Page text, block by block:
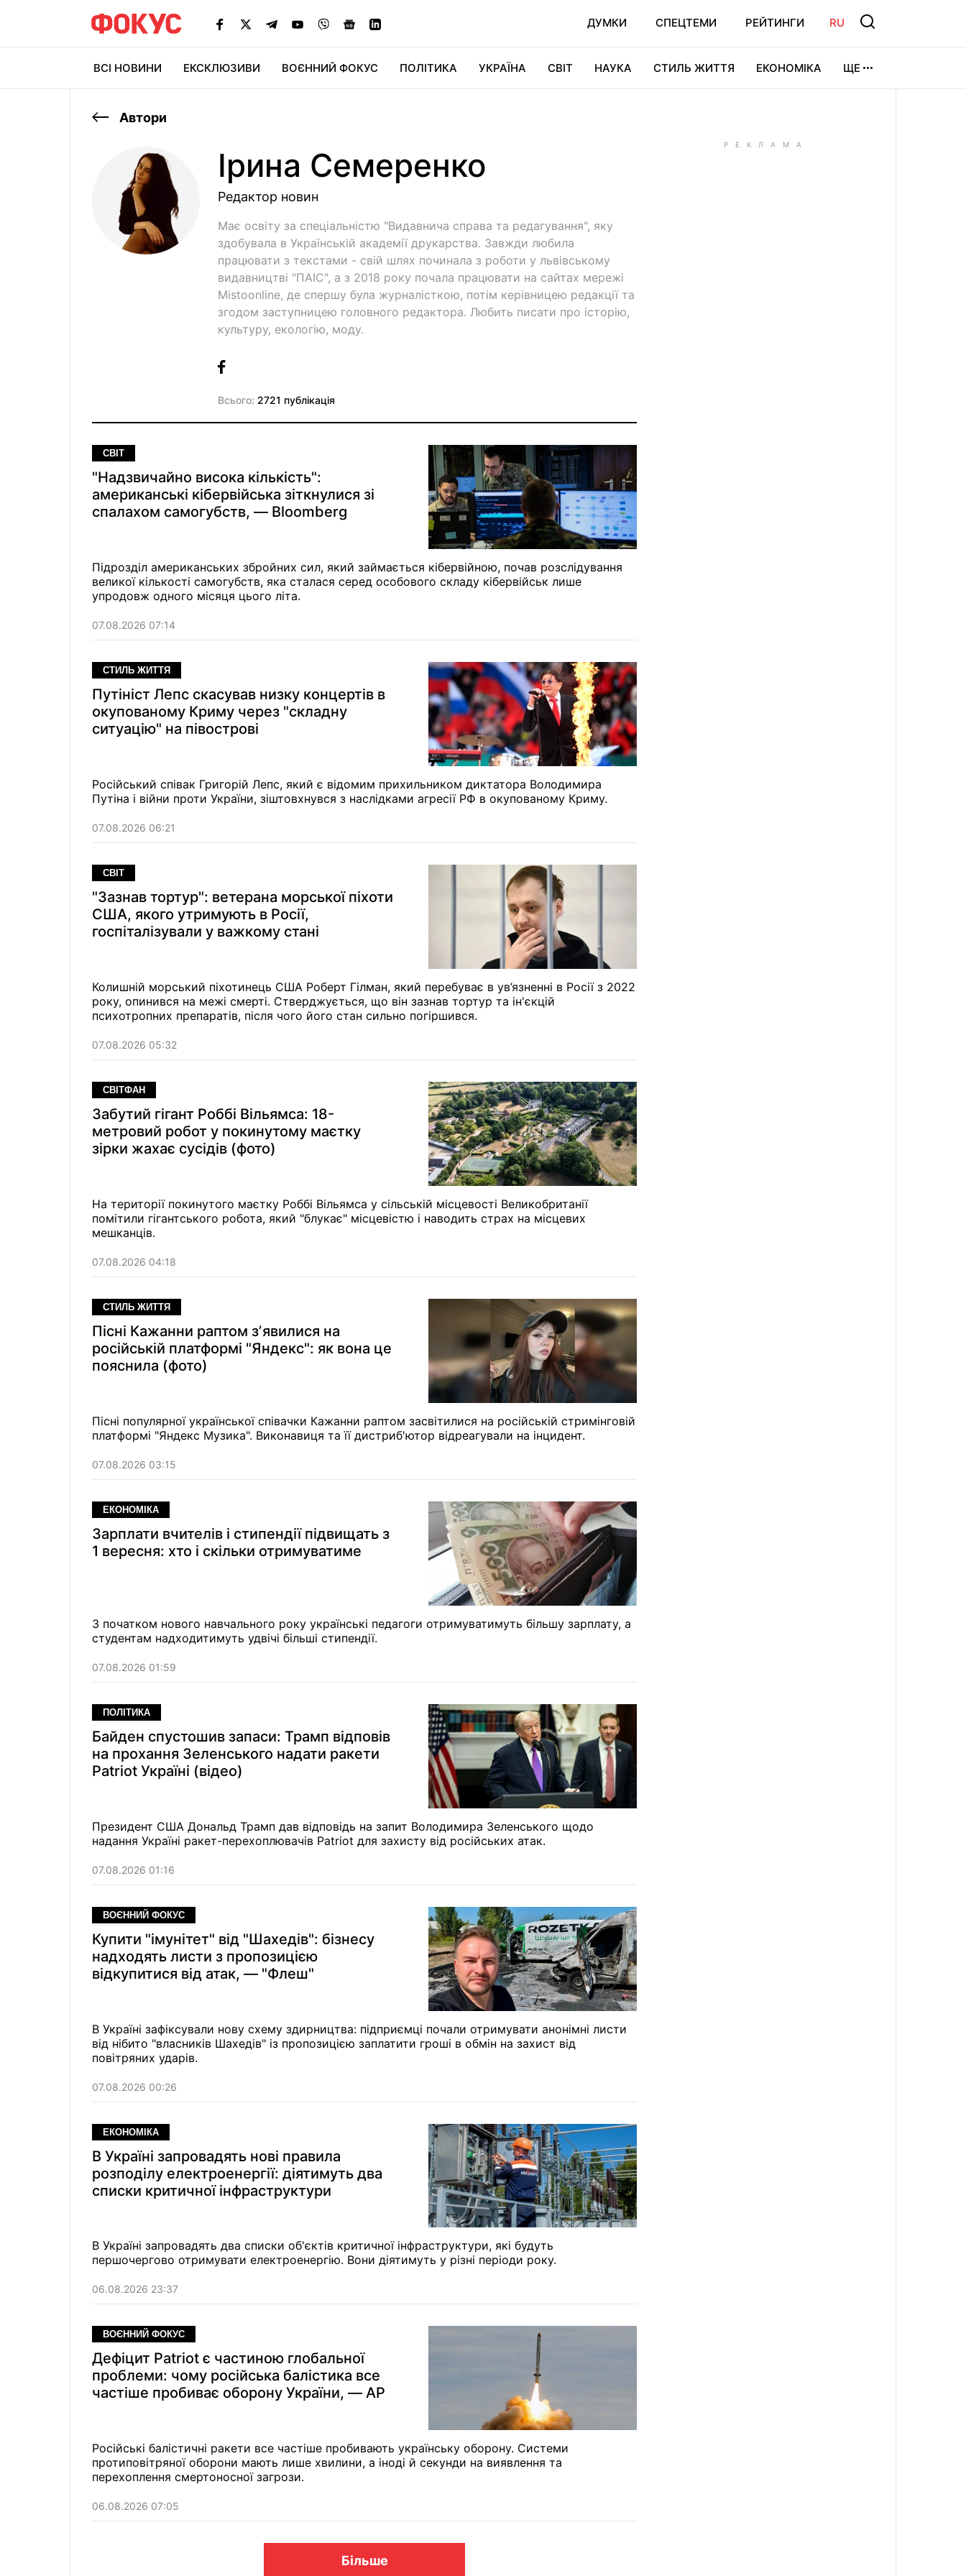
ДУМКИ СПЕЦТЕМИ РЕЙТИНГИ RU
ВСІ НОВИНИ ЕКСКЛЮЗИВИ ВОЄННИЙ ФОКУС ПОЛІТИКА УКРАЇНА СВІТ НАУКА СТИЛЬ ЖИТТЯ ЕКОНОМІКА ЩЕ
Автори
Ірина Семеренко
Редактор новин
Має освіту за спеціальністю "Видавнича справа та редагування", яку
здобувала в Українській академії друкарства. Завжди любила
працювати з текстами - свій шлях починала з роботи у львівському
видавництві "ПАІС", а з 2018 року почала працювати на сайтах мережі
Mistoonline, де спершу була журналісткою, потім керівницею редакції та
згодом заступницею головного редактора. Любить писати про історію,
культуру, екологію, моду.
Всього: 2721 публікація
СВІТ
"Надзвичайно висока кількість":
американські кібервійська зіткнулися зі
спалахом самогубств, — Bloomberg
Підрозділ американських збройних сил, який займається кібервійною, почав розслідування
великої кількості самогубств, яка сталася серед особового складу кібервійськ лише
упродовж одного місяця цього літа.
07.08.2026 07:14
СТИЛЬ ЖИТТЯ
Путініст Лепс скасував низку концертів в
окупованому Криму через "складну
ситуацію" на півострові
Російський співак Григорій Лепс, який є відомим прихильником диктатора Володимира
Путіна і війни проти України, зіштовхнувся з наслідками агресії РФ в окупованому Криму.
07.08.2026 06:21
СВІТ
"Зазнав тортур": ветерана морської піхоти
США, якого утримують в Росії,
госпіталізували у важкому стані
Колишній морський піхотинець США Роберт Гілман, який перебуває в ув’язненні в Росії з 2022
року, опинився на межі смерті. Стверджується, що він зазнав тортур та ін'єкцій
психотропних препаратів, після чого його стан сильно погіршився.
07.08.2026 05:32
СВІТФАН
Забутий гігант Роббі Вільямса: 18-
метровий робот у покинутому маєтку
зірки жахає сусідів (фото)
На території покинутого маєтку Роббі Вільямса у сільській місцевості Великобританії
помітили гігантського робота, який "блукає" місцевістю і наводить страх на місцевих
мешканців.
07.08.2026 04:18
СТИЛЬ ЖИТТЯ
Пісні Кажанни раптом зʼявилися на
російській платформі "Яндекс": як вона це
пояснила (фото)
Пісні популярної української співачки Кажанни раптом засвітилися на російській стримінговій
платформі "Яндекс Музика". Виконавиця та її дистриб'ютор відреагували на інцидент.
07.08.2026 03:15
ЕКОНОМІКА
Зарплати вчителів і стипендії підвищать з
1 вересня: хто і скільки отримуватиме
З початком нового навчального року українські педагоги отримуватимуть більшу зарплату, а
студентам надходитимуть удвічі більші стипендії.
07.08.2026 01:59
ПОЛІТИКА
Байден спустошив запаси: Трамп відповів
на прохання Зеленського надати ракети
Patriot Україні (відео)
Президент США Дональд Трамп дав відповідь на запит Володимира Зеленського щодо
надання Україні ракет-перехоплювачів Patriot для захисту від російських атак.
07.08.2026 01:16
ВОЄННИЙ ФОКУС
Купити "імунітет" від "Шахедів": бізнесу
надходять листи з пропозицією
відкупитися від атак, — "Флеш"
В Україні зафіксували нову схему здирництва: підприємці почали отримувати анонімні листи
від нібито "власників Шахедів" із пропозицією заплатити гроші в обмін на захист від
повітряних ударів.
07.08.2026 00:26
ЕКОНОМІКА
В Україні запровадять нові правила
розподілу електроенергії: діятимуть два
списки критичної інфраструктури
В Україні запровадять два списки об'єктів критичної інфраструктури, які будуть
першочергово отримувати електроенергію. Вони діятимуть у різні періоди року.
06.08.2026 23:37
ВОЄННИЙ ФОКУС
Дефіцит Patriot є частиною глобальної
проблеми: чому російська балістика все
частіше пробиває оборону України, — AP
Російські балістичні ракети все частіше пробивають українську оборону. Системи
протиповітряної оборони мають лише хвилини, а іноді й секунди на виявлення та
перехоплення смертоносної загрози.
06.08.2026 07:05
Більше